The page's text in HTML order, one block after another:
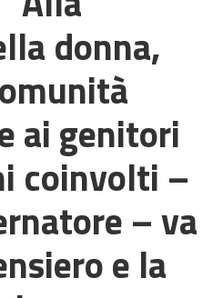
donna,
ai genitori
coinvolti –
– va
e la